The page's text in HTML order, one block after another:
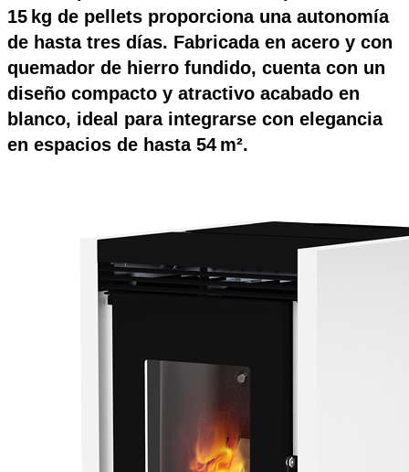
15 kg de pellets proporciona una autonomía
de hasta tres días. Fabricada en acero y con
quemador de hierro fundido, cuenta con un
diseño compacto y atractivo acabado en
blanco, ideal para integrarse con elegancia
en espacios de hasta 54 m².